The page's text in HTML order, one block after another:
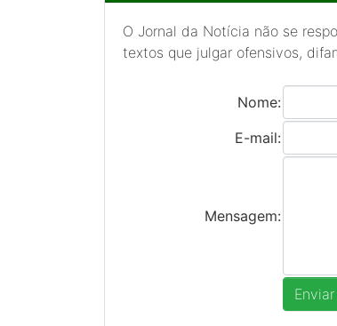
O Jornal da Notícia não se
textos que julgar ofensivos,
Nome:
E-mail:
Mensagem: